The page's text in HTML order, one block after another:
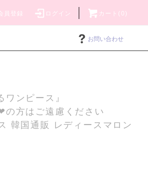
員登録 ログイン カート(0)
お問い合わせ
ワンピース』
の方はご遠慮ください
韓国通販 レディースマロン